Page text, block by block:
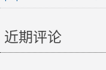
近期评论